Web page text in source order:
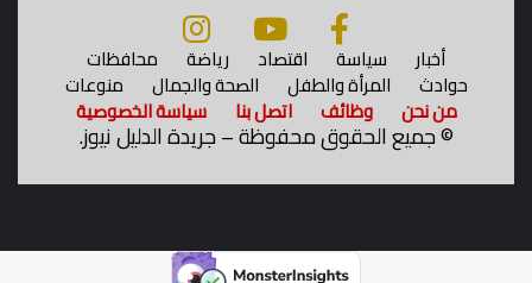
أخبار سياسة اقتصاد رياضة محافظات
حوادث المرأة والطفل الصحة والجمال منوعات
من نحن وظائف اتصل بنا سياسة الخصوصية
©جميع الحقوق محفوظة – جريدة الدليل نيوز.